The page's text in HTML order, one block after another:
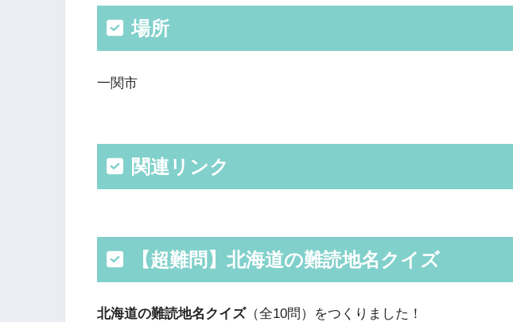
場所
一関市
関連リンク
【超難問】北海道の難読地名クイズ
北海道の難読地名クイズ（全10問）をつくりました！